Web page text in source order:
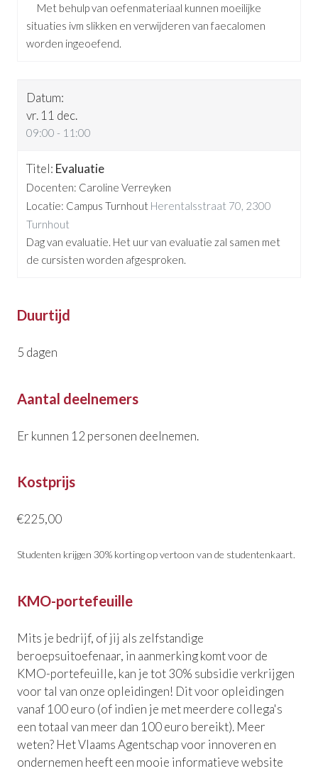
Met behulp van oefenmateriaal kunnen moeilijke
situaties ivm slikken en verwijderen van faecalomen
worden ingeoefend.
vr. 11 dec.
09:00 - 11:00
Evaluatie
Docenten: Caroline Verreyken
Locatie: Campus Turnhout Herentalsstraat 70, 2300
Turnhout
Dag van evaluatie. Het uur van evaluatie zal samen met
de cursisten worden afgesproken.
Duurtijd
5 dagen
Aantal deelnemers
Er kunnen 12 personen deelnemen.
Kostprijs
€225,00
Studenten krijgen 30% korting op vertoon van de studentenkaart.
KMO-portefeuille
Mits je bedrijf, of jij als zelfstandige
beroepsuitoefenaar, in aanmerking komt voor de
KMO-portefeuille, kan je tot 30% subsidie verkrijgen
voor tal van onze opleidingen! Dit voor opleidingen
vanaf 100 euro (of indien je met meerdere collega's
een totaal van meer dan 100 euro bereikt). Meer
weten? Het Vlaams Agentschap voor innoveren en
ondernemen heeft een mooie informatieve website